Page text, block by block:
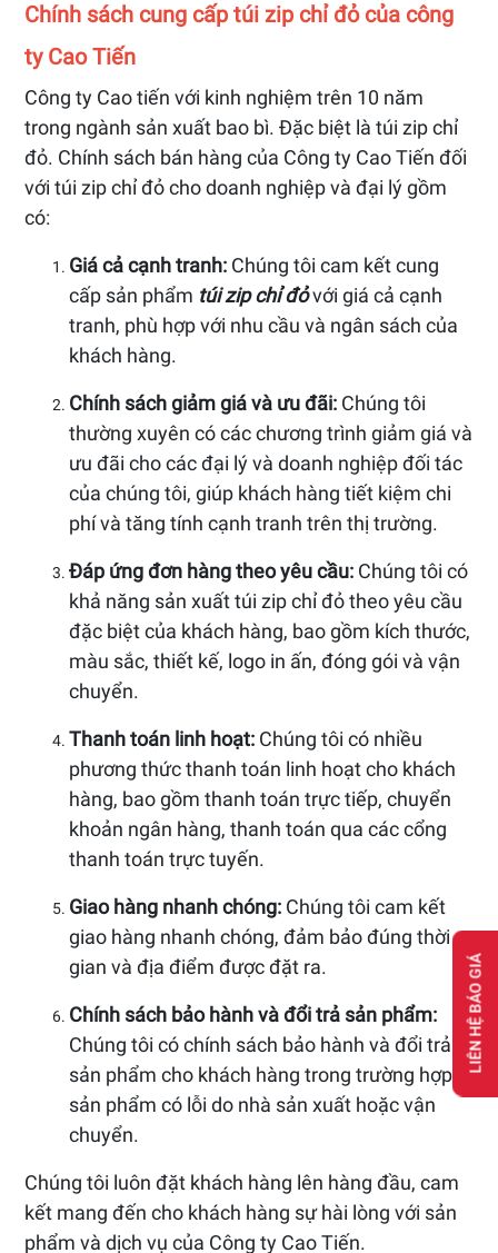
Chính sách cung cấp túi zip chỉ đỏ của công
ty Cao Tiến
Công ty Cao tiến với kinh nghiệm trên 10 năm
trong ngành sản xuất bao bì. Đặc biệt là túi zip chỉ
đỏ. Chính sách bán hàng của Công ty Cao Tiến đối
với túi zip chỉ đỏ cho doanh nghiệp và đại lý gồm
có:
Giá cả cạnh tranh: Chúng tôi cam kết cung
cấp sản phẩm túi zip chỉ đỏvới giá cả cạnh
tranh, phù hợp với nhu cầu và ngân sách của
khách hàng.
Chính sách giảm giá và ưu đãi: Chúng tôi
thường xuyên có các chương trình giảm giá và
ưu đãi cho các đại lý và doanh nghiệp đối tác
của chúng tôi, giúp khách hàng tiết kiệm chi
phí và tăng tính cạnh tranh trên thị trường.
Đáp ứng đơn hàng theo yêu cầu: Chúng tôi có
khả năng sản xuất túi zip chỉ đỏ theo yêu cầu
đặc biệt của khách hàng, bao gồm kích thước,
màu sắc, thiết kế, logo in ấn, đóng gói và vận
chuyển.
Thanh toán linh hoạt: Chúng tôi có nhiều
phương thức thanh toán linh hoạt cho khách
hàng, bao gồm thanh toán trực tiếp, chuyển
khoản ngân hàng, thanh toán qua các cổng
thanh toán trực tuyến.
Giao hàng nhanh chóng: Chúng tôi cam kết
giao hàng nhanh chóng, đảm bảo đúng thời
gian và địa điểm được đặt ra.
Chính sách bảo hành và đổi trả sản phẩm:
Chúng tôi có chính sách bảo hành và đổi trả
sản phẩm cho khách hàng trong trường hợp
sản phẩm có lỗi do nhà sản xuất hoặc vận
chuyển.
Chúng tôi luôn đặt khách hàng lên hàng đầu, cam
kết mang đến cho khách hàng sự hài lòng với sản
phẩm và dịch vụ của Công ty Cao Tiến.
LIÊN HỆ BÁO GIÁ